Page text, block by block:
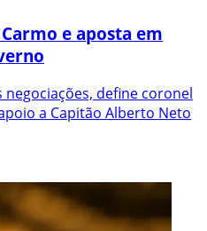
e aposta em
define coronel
a Capitão Alberto Neto